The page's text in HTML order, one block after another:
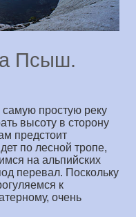
Псыш.
простую реку
высоту в сторону
предстоит
по лесной тропе,
на альпийских
перевал. Поскольку
к
очень